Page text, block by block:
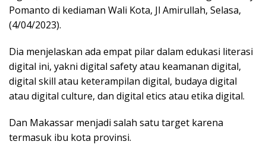
Pomanto di kediaman Wali Kota, Jl Amirullah, Selasa,
(4/04/2023).
Dia menjelaskan ada empat pilar dalam edukasi literasi
digital ini, yakni digital safety atau keamanan digital,
digital skill atau keterampilan digital, budaya digital
atau digital culture, dan digital etics atau etika digital.
Dan Makassar menjadi salah satu target karena
termasuk ibu kota provinsi.